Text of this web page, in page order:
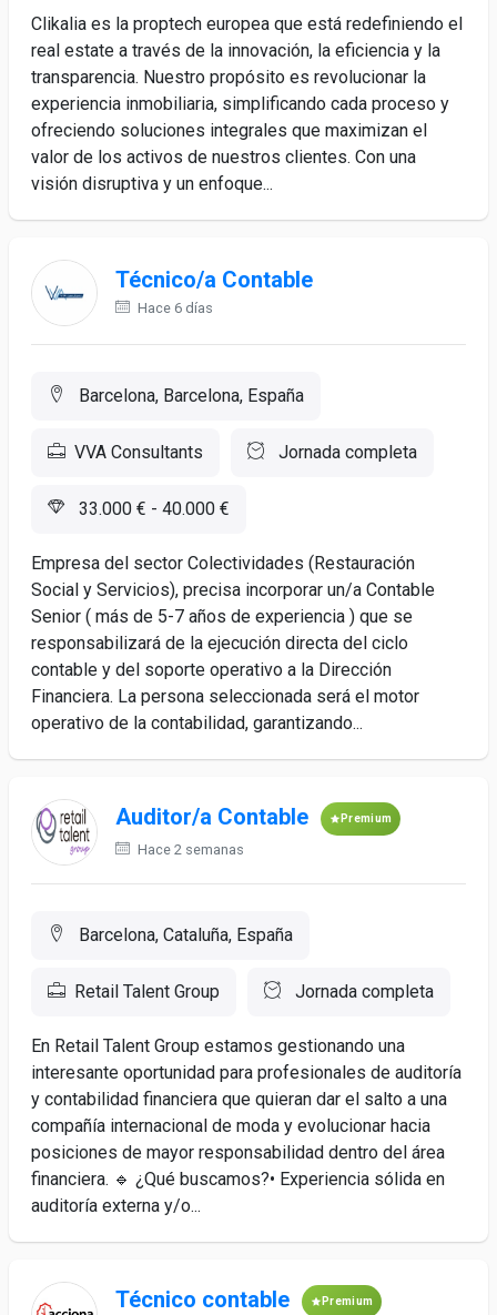
Clikalia es la proptech europea que está redefiniendo el
real estate a través de la innovación, la eficiencia y la
transparencia. Nuestro propósito es revolucionar la
experiencia inmobiliaria, simplificando cada proceso y
ofreciendo soluciones integrales que maximizan el
valor de los activos de nuestros clientes. Con una
visión disruptiva y un enfoque...
Técnico/a Contable
Hace 6 días
Barcelona, Barcelona, España
VVA Consultants Jornada completa
33.000 € - 40.000 €
Empresa del sector Colectividades (Restauración
Social y Servicios), precisa incorporar un/a Contable
Senior ( más de 5-7 años de experiencia ) que se
responsabilizará de la ejecución directa del ciclo
contable y del soporte operativo a la Dirección
Financiera. La persona seleccionada será el motor
operativo de la contabilidad, garantizando...
Auditor/a Contable Premium
Hace 2 semanas
Barcelona, Cataluña, España
Retail Talent Group Jornada completa
En Retail Talent Group estamos gestionando una
interesante oportunidad para profesionales de auditoría
y contabilidad financiera que quieran dar el salto a una
compañía internacional de moda y evolucionar hacia
posiciones de mayor responsabilidad dentro del área
financiera. 🔹 ¿Qué buscamos?• Experiencia sólida en
auditoría externa y/o...
Técnico contable Premium